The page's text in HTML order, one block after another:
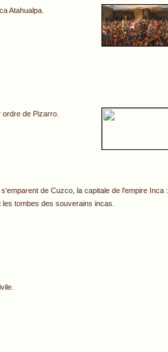
Atahualpa.
de Pizarro.
de Cuzco, la capitale de l'empire Inca :
tombes des souverains incas.